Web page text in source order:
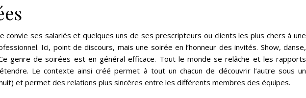
convie ses salariés et quelques uns de ses prescripteurs ou clients les plus chers à une
Ici, point de discours, mais une soirée en l’honneur des invités. Show, danse,
genre de soirées est en général efficace. Tout le monde se relâche et les rapports
Le contexte ainsi créé permet à tout un chacun de découvrir l’autre sous un
et permet des relations plus sincères entre les différents membres des équipes.